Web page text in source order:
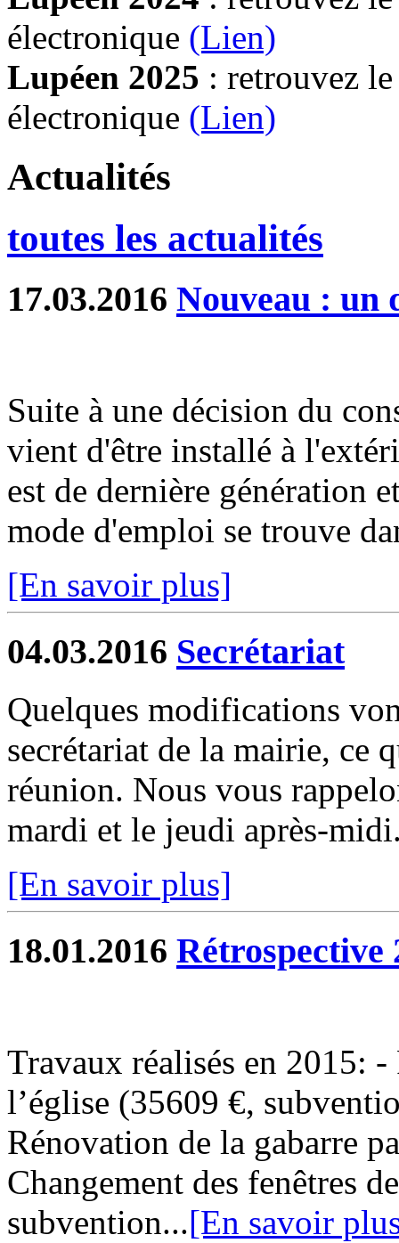
électronique (Lien)
Lupéen 2025 : retrouvez
électronique (Lien)
Actualités
toutes les actualités
17.03.2016 Nouveau :
Suite à une décision du
vient d'être installé à
est de dernière génération
mode d'emploi se trouve
[En savoir plus]
04.03.2016 Secrétariat
Quelques modifications
secrétariat de la mairie, ce
réunion. Nous vous
mardi et le jeudi après-
[En savoir plus]
18.01.2016 Rétrospective
Travaux réalisés en 2015:
l’église (35609 €,
Rénovation de la gabarre
Changement des fenêtres
subvention...[En savoir